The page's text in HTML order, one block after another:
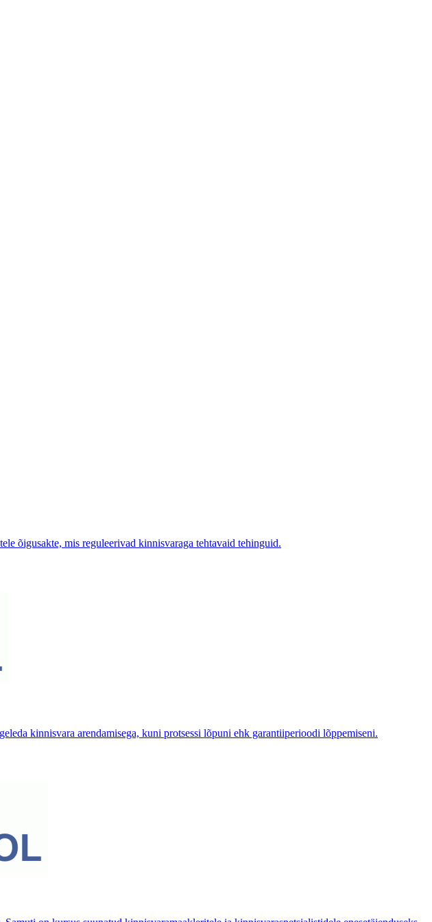
õigusakte, mis reguleerivad kinnisvaraga tehtavaid tehinguid.
kinnisvara arendamisega, kuni protsessi lõpuni ehk garantiiperioodi lõppemiseni.